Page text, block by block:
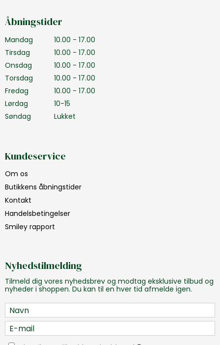
Åbningstider
Mandag
10.00 - 17.00
Tirsdag
10.00 - 17.00
Onsdag
10.00 - 17.00
Torsdag
10.00 - 17.00
Fredag
10.00 - 17.00
Lørdag
10-15
Søndag
Lukket
Kundeservice
Om os
Butikkens åbningstider
Kontakt
Handelsbetingelser
Smiley rapport
Nyhedstilmelding
Tilmeld dig vores nyhedsbrev og modtag eksklusive tilbud og
nyheder i shoppen. Du kan til en hver tid afmelde igen.